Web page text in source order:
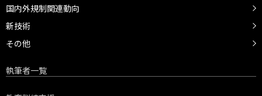
国内外規制関連動向
新技術
その他
執筆者一覧